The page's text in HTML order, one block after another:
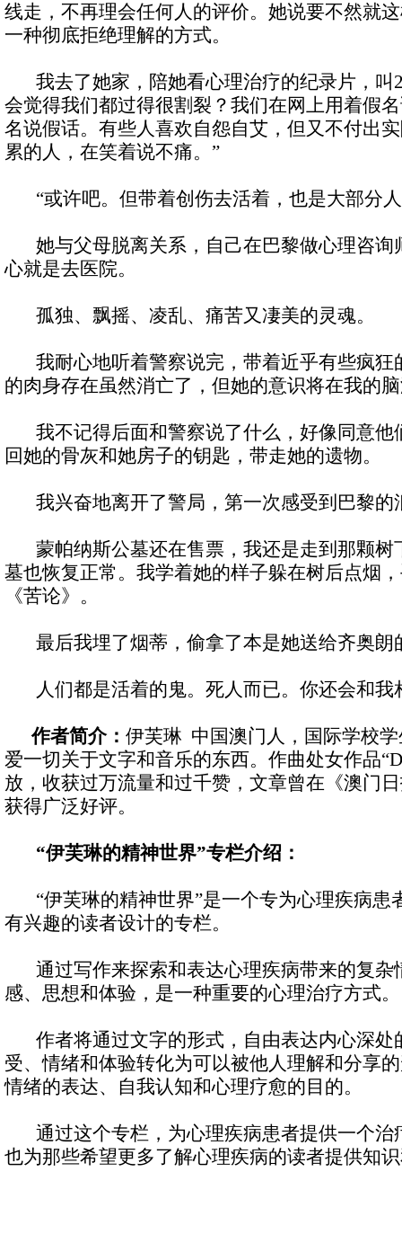
线走，不再理会任何人的评价。她说要不然就
一种彻底拒绝理解的方式。
我去了她家，陪她看心理治疗的纪录片，叫
会觉得我们都过得很割裂？我们在网上用着假
名说假话。有些人喜欢自怨自艾，但又不付出
累的人，在笑着说不痛。”
“或许吧。但带着创伤去活着，也是大部分
她与父母脱离关系，自己在巴黎做心理咨询
心就是去医院。
孤独、飘摇、凌乱、痛苦又凄美的灵魂。
我耐心地听着警察说完，带着近乎有些疯狂
的肉身存在虽然消亡了，但她的意识将在我的
我不记得后面和警察说了什么，好像同意他
回她的骨灰和她房子的钥匙，带走她的遗物。
我兴奋地离开了警局，第一次感受到巴黎的
蒙帕纳斯公墓还在售票，我还是走到那颗树
墓也恢复正常。我学着她的样子躲在树后点烟
《苦论》。
最后我埋了烟蒂，偷拿了本是她送给齐奥朗
人们都是活着的鬼。死人而已。你还会和我
作者简介： 伊芙琳 中国澳门人，国际学校
爱一切关于文字和音乐的东西。作曲处女作品
放，收获过万流量和过千赞，文章曾在《澳门
获得广泛好评。
“伊芙琳的精神世界”专栏介绍：
“伊芙琳的精神世界”是一个专为心理疾病患
有兴趣的读者设计的专栏。
通过写作来探索和表达心理疾病带来的复杂
感、思想和体验，是一种重要的心理治疗方式。
作者将通过文字的形式，自由表达内心深处
受、情绪和体验转化为可以被他人理解和分享
情绪的表达、自我认知和心理疗愈的目的。
通过这个专栏，为心理疾病患者提供一个治
也为那些希望更多了解心理疾病的读者提供知